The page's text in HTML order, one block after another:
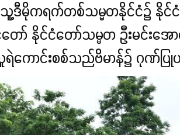
ဒီမိုကရက်တစ်သမ္မတနိုင်ငံ၌ နိုင်ငံ
ငံတော် နိုင်ငံတော်သမ္မတ ဦးမင်
ောင်းစစ်သည်ဗိမာန်၌ ဂုဏ်ပြုပ